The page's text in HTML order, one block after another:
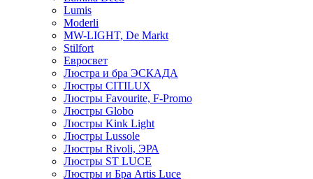
Lumis
Moderli
MW-LIGHT, De Markt
Stilfort
Евросвет
Люстра и бра ЭСКАДА
Люстры CITILUX
Люстры Favourite, F-Promo
Люстры Globo
Люстры Kink Light
Люстры Lussole
Люстры Rivoli, ЭРА
Люстры ST LUCE
Люстры и Бра Artis Luce